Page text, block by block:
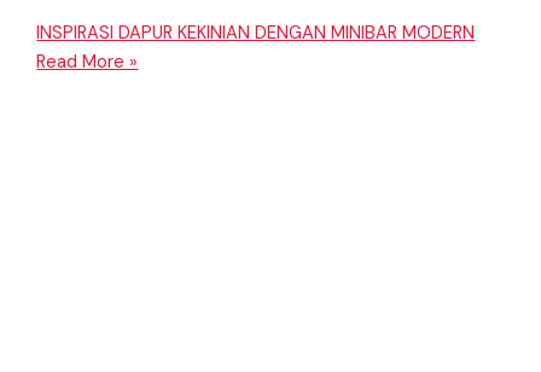
INSPIRASI DAPUR KEKINIAN DENGAN MINIBAR MODERN
Read More »